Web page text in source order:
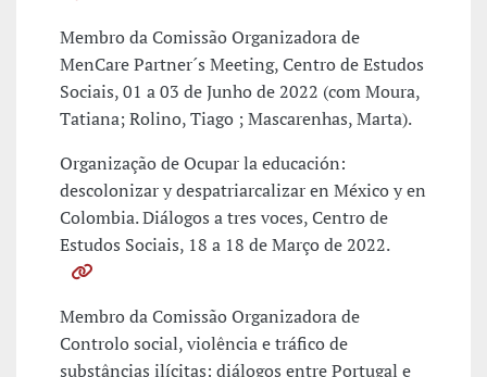
Membro da Comissão Organizadora de
MenCare Partner´s Meeting, Centro de Estudos
Sociais, 01 a 03 de Junho de 2022 (com Moura,
Tatiana; Rolino, Tiago ; Mascarenhas, Marta).
Organização de Ocupar la educación:
descolonizar y despatriarcalizar en México y en
Colombia. Diálogos a tres voces, Centro de
Estudos Sociais, 18 a 18 de Março de 2022.
Membro da Comissão Organizadora de
Controlo social, violência e tráfico de
substâncias ilícitas: diálogos entre Portugal e